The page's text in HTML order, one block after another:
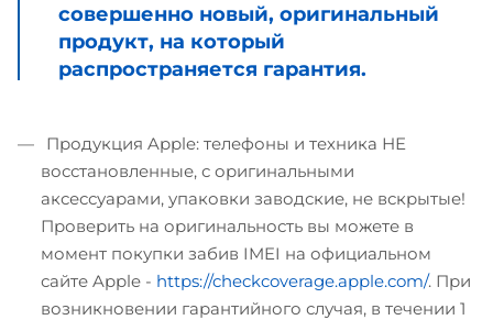
совершенно новый, оригинальный
продукт, на который
распространяется гарантия.
Продукция Apple: телефоны и техника НЕ
восстановленные, с оригинальными
аксессуарами, упаковки заводские, не вскрытые!
Проверить на оригинальность вы можете в
момент покупки забив IMEI на официальном
сайте Apple - https://checkcoverage.apple.com/. При
возникновении гарантийного случая, в течении 1